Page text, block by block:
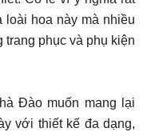
loài hoa này mà nhiều
phục và phụ kiện
Đào muốn mang lại
với thiết kế đa dạng,